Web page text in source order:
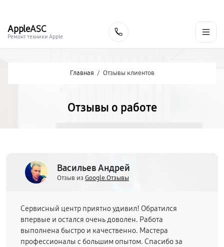
AppleASC
Ремонт техники Apple
Главная / Отзывы клиентов
Отзывы о работе
Васильев Андрей
Отзыв из Google.Отзывы
Сервисный центр приятно удивил! Обратился
впервые и остался очень доволен. Работа
выполнена быстро и качественно. Мастера
профессионалы с большим опытом. Спасибо за